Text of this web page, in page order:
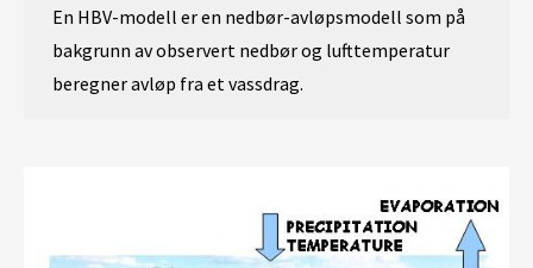
En HBV-modell er en nedbør-avløpsmodell som på
bakgrunn av observert nedbør og lufttemperatur
beregner avløp fra et vassdrag.